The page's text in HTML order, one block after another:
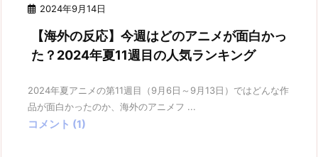
2024年9月14日
【海外の反応】今週はどのアニメが面白かっ
た？2024年夏11週目の人気ランキング
2024年夏アニメの第11週目（9月6日～9月13日）ではどんな作
品が面白かったのか、海外のアニメフ ...
コメント (1)